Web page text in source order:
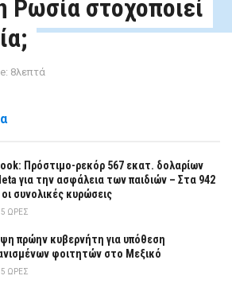
Ρωσία στοχοποιεί
8λεπτά
Πρόστιμο-ρεκόρ 567 εκατ. δολαρίων
για την ασφάλεια των παιδιών – Στα 942
συνολικές κυρώσεις
5 ΏΡΕΣ
πρώην κυβερνήτη για υπόθεση
φοιτητών στο Μεξικό
5 ΏΡΕΣ